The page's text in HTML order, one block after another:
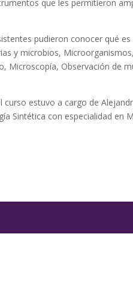
que les permitieron
pudieron conocer qué
y microbios,
Microscopía, Observación de
curso estuvo a cargo de
Sintética con especialidad en